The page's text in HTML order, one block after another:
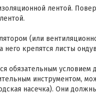
лентой.
(или
него крепятся листы
обязательным условием
инструментом,
насечка). Они